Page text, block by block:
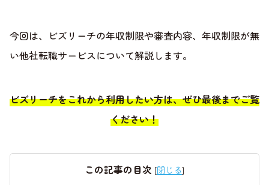
今回は、ビズリーチの年収制限や審査内容、年収制限が無
い他社転職サービスについて解説します。
ビズリーチをこれから利用したい方は、ぜひ最後までご覧
ください！
この記事の目次 [閉じる]